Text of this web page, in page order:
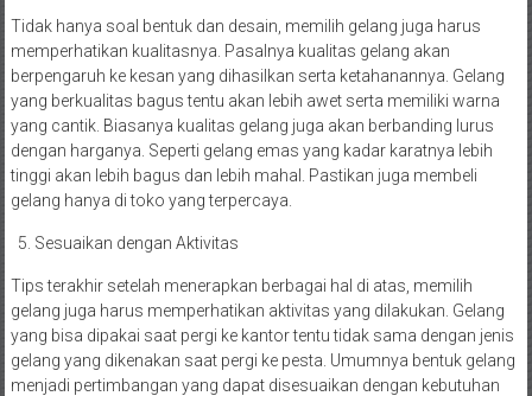
Tidak hanya soal bentuk dan desain, memilih gelang juga harus
memperhatikan kualitasnya. Pasalnya kualitas gelang akan
berpengaruh ke kesan yang dihasilkan serta ketahanannya. Gelang
yang berkualitas bagus tentu akan lebih awet serta memiliki warna
yang cantik. Biasanya kualitas gelang juga akan berbanding lurus
dengan harganya. Seperti gelang emas yang kadar karatnya lebih
tinggi akan lebih bagus dan lebih mahal. Pastikan juga membeli
gelang hanya di toko yang terpercaya.
Sesuaikan dengan Aktivitas
Tips terakhir setelah menerapkan berbagai hal di atas, memilih
gelang juga harus memperhatikan aktivitas yang dilakukan. Gelang
yang bisa dipakai saat pergi ke kantor tentu tidak sama dengan jenis
gelang yang dikenakan saat pergi ke pesta. Umumnya bentuk gelang
menjadi pertimbangan yang dapat disesuaikan dengan kebutuhan